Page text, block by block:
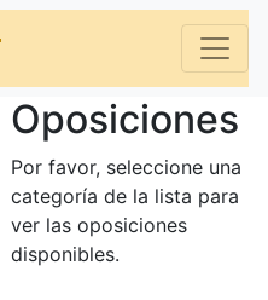
Oposiciones
Por favor, seleccione una
categoría de la lista para
ver las oposiciones
disponibles.